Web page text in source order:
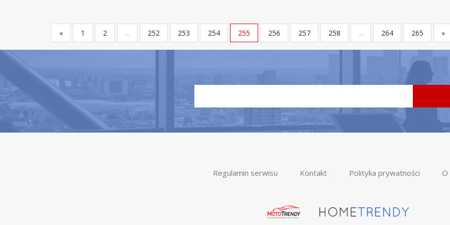
« 1 2 ... 252 253 254 255 256 257 258 ... 264 265 »
Regulamin serwisu Kontakt Polityka prywatności O